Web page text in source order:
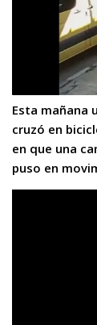
Esta mañana
cruzó en
en que una
puso en